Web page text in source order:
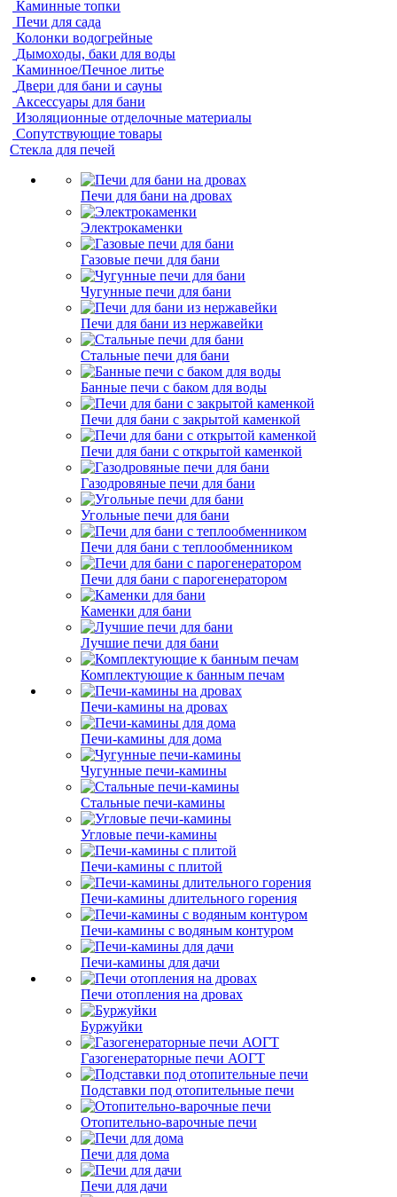
Каминные топки
Печи для сада
Колонки водогрейные
Дымоходы, баки для воды
Каминное/Печное литье
Двери для бани и сауны
Аксессуары для бани
Изоляционные отделочные материалы
Сопутствующие товары
Стекла для печей
Печи для бани на дровах
Электрокаменки
Газовые печи для бани
Чугунные печи для бани
Печи для бани из нержавейки
Стальные печи для бани
Банные печи с баком для воды
Печи для бани с закрытой каменкой
Печи для бани с открытой каменкой
Газодровяные печи для бани
Угольные печи для бани
Печи для бани с теплообменником
Печи для бани с парогенератором
Каменки для бани
Лучшие печи для бани
Комплектующие к банным печам
Печи-камины на дровах
Печи-камины для дома
Чугунные печи-камины
Стальные печи-камины
Угловые печи-камины
Печи-камины с плитой
Печи-камины длительного горения
Печи-камины с водяным контуром
Печи-камины для дачи
Печи отопления на дровах
Буржуйки
Газогенераторные печи АОГТ
Подставки под отопительные печи
Отопительно-варочные печи
Печи для дома
Печи для дачи